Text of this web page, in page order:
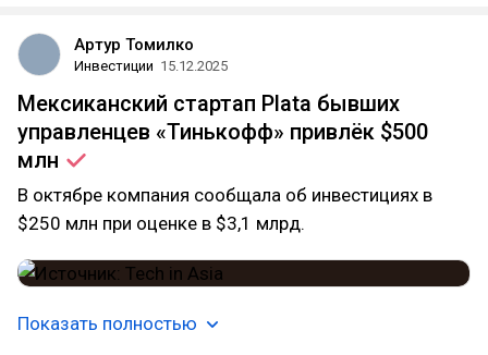
Артур Томилко
Инвестиции 15.12.2025
Мексиканский стартап Plata бывших
управленцев «Тинькофф» привлёк $500
млн
В октябре компания сообщала об инвестициях в
$250 млн при оценке в $3,1 млрд.
Показать полностью